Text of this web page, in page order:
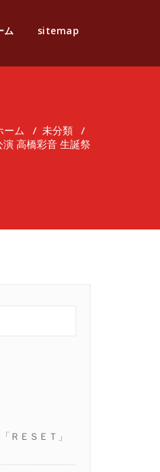
ム sitemap
ーム / 未分類 /
高橋彩音 生誕祭
ＲＥＳＥＴ」